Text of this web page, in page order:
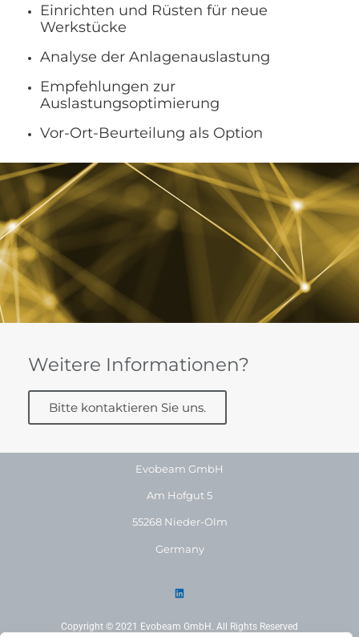
Einrichten und Rüsten für neue
Werkstücke
Analyse der Anlagenauslastung
Empfehlungen zur
Auslastungsoptimierung
Vor-Ort-Beurteilung als Option
Weitere Informationen?
Bitte kontaktieren Sie uns.
Evobeam GmbH
Am Hofgut 5
55268 Nieder-Olm
Germany
Copyright © 2021 Evobeam GmbH. All Rights Reserved